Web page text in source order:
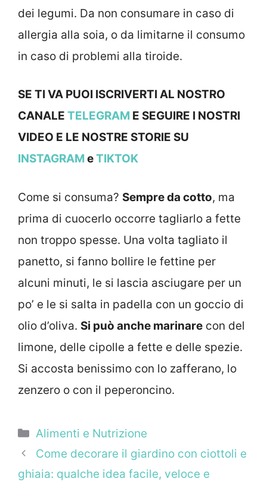
dei legumi. Da non consumare in caso di
allergia alla soia, o da limitarne il consumo
in caso di problemi alla tiroide.
SE TI VA PUOI ISCRIVERTI AL NOSTRO
CANALE TELEGRAM E SEGUIRE I NOSTRI
VIDEO E LE NOSTRE STORIE SU
INSTAGRAMeTIKTOK
Come si consuma? Sempre da cotto, ma
prima di cuocerlo occorre tagliarlo a fette
non troppo spesse. Una volta tagliato il
panetto, si fanno bollire le fettine per
alcuni minuti, le si lascia asciugare per un
po’ e le si salta in padella con un goccio di
olio d’oliva. Si può anche marinare con del
limone, delle cipolle a fette e delle spezie.
Si accosta benissimo con lo zafferano, lo
zenzero o con il peperoncino.
Categorie
Alimenti e Nutrizione
Come decorare il giardino con ciottoli e
ghiaia: qualche idea facile, veloce e